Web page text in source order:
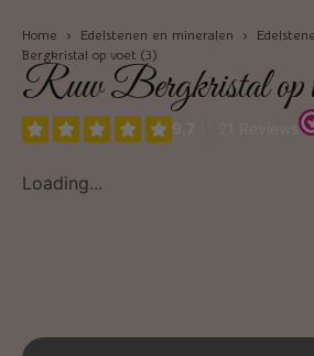
Home › Edelstenen en mineralen ›
Bergkristal op voet (3)
Ruw Bergkristal op
Loading...